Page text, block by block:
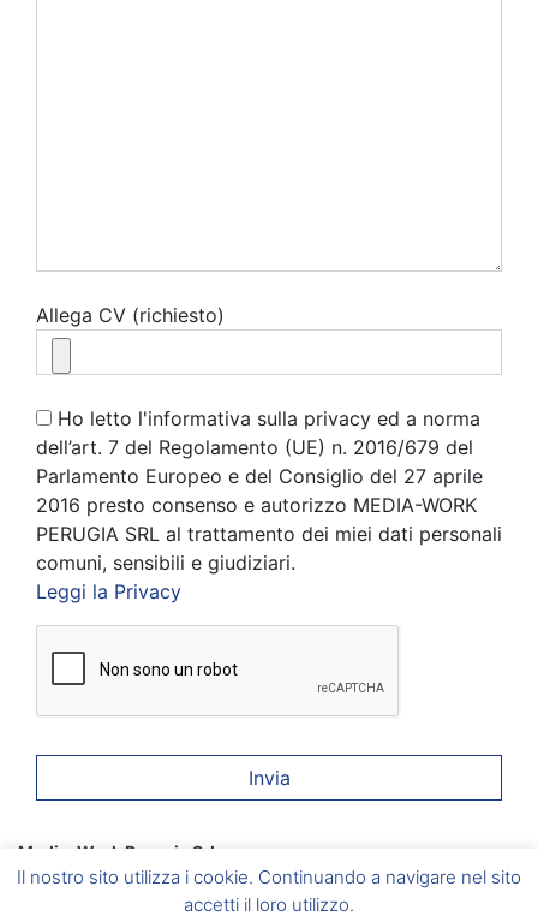
Allega CV (richiesto)
Ho letto l'informativa sulla privacy ed a norma
dell’art. 7 del Regolamento (UE) n. 2016/679 del
Parlamento Europeo e del Consiglio del 27 aprile
2016 presto consenso e autorizzo MEDIA-WORK
PERUGIA SRL al trattamento dei miei dati personali
comuni, sensibili e giudiziari.
Leggi la Privacy
Media-Work Perugia Srl
Corciano (PG) Via A. Gramsci, 6 – Foligno(PG) Via A. Vici, 20
– Umbertide (PG) Via del Vignola, 5 –Marsciano(PG) Via
Caduti sul Lavoro, 2/B
Il nostro sito utilizza i cookie. Continuando a navigare nel sito
accetti il loro utilizzo.